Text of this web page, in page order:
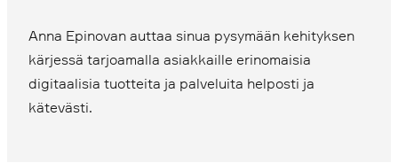
Anna Epinovan auttaa sinua pysymään kehityksen
kärjessä tarjoamalla asiakkaille erinomaisia
digitaalisia tuotteita ja palveluita helposti ja
kätevästi.